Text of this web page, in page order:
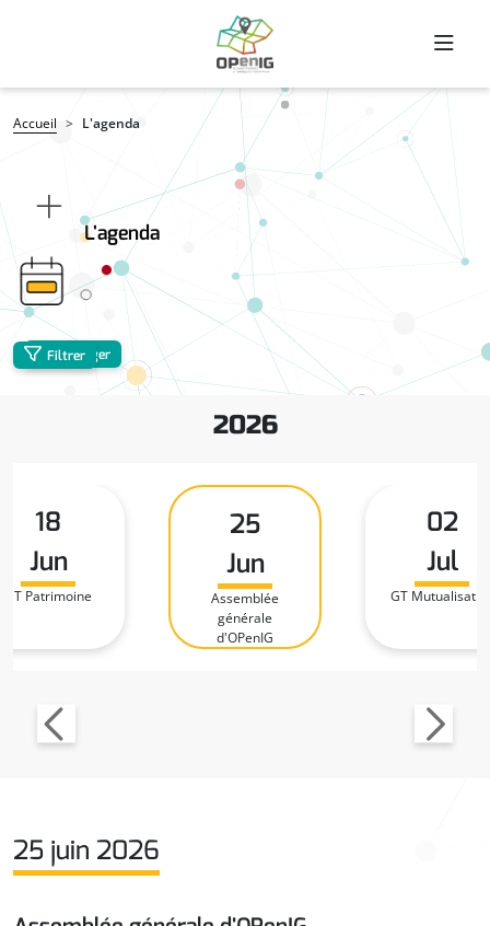
Fil d'Ariane
Accueil L'agenda
L'agenda
Partager
Filtrer
2026
18
Jun
GT Patrimoine
25
Jun
Assemblée
générale
d'OPenIG
02
Jul
GT
25 juin 2026